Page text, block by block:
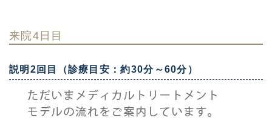
来院4日目
説明2回目（診療目安：約30分～60分）